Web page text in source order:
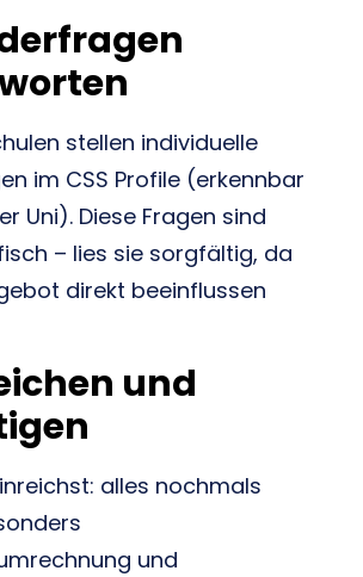
stellen individuelle
im CSS Profile (erkennbar
Uni). Diese Fragen sind
– lies sie sorgfältig, da
direkt beeinflussen
und
alles nochmals
und